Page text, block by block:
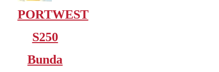
PORTWEST
S250
Bunda